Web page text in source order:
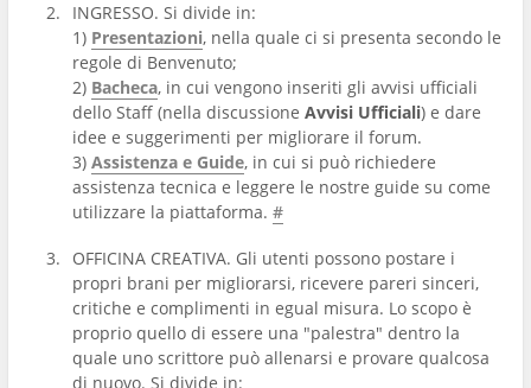
INGRESSO. Si divide in:
1) Presentazioni, nella quale ci si presenta secondo le
regole di Benvenuto;
2) Bacheca, in cui vengono inseriti gli avvisi ufficiali
dello Staff (nella discussione Avvisi Ufficiali) e dare
idee e suggerimenti per migliorare il forum.
3) Assistenza e Guide, in cui si può richiedere
assistenza tecnica e leggere le nostre guide su come
utilizzare la piattaforma. #
OFFICINA CREATIVA. Gli utenti possono postare i
propri brani per migliorarsi, ricevere pareri sinceri,
critiche e complimenti in egual misura. Lo scopo è
proprio quello di essere una "palestra" dentro la
quale uno scrittore può allenarsi e provare qualcosa
di nuovo. Si divide in: